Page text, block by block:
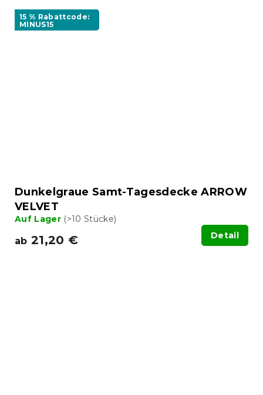
15 % Rabattcode:
MINUS15
Dunkelgraue Samt-Tagesdecke ARROW
VELVET
Auf Lager (>10 Stücke)
ab 21,20 € Detail